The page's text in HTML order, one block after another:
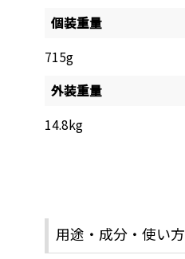
個装重量
715g
外装重量
14.8kg
用途・成分・使い方